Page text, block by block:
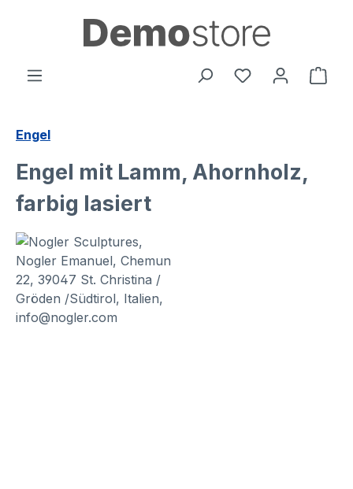
Engel
Engel mit Lamm, Ahornholz,
farbig lasiert
Bildergalerie überspringen